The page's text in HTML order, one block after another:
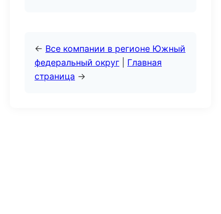
← Все компании в регионе Южный
федеральный округ
Главная
страница →